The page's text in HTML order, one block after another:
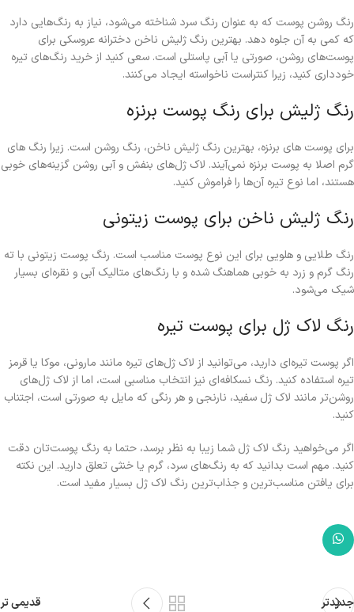
رنگ روشن پوست که به عنوان رنگ سرد شناخته می‌شود، نیاز به رنگ‌هایی دارد
که کمی به آن جلوه دهد. بهترین رنگ ژلیش ناخن دخترانه عروسکی برای
پوست‌های روشن، صورتی یا آبی پاستلی است. سعی کنید از خرید رنگ‌های تیره
خودداری کنید، زیرا کنتراست ناخواسته ایجاد می‌کنند.
رنگ ژلیش برای رنگ پوست برنزه
برای پوست‌ های برنزه، بهترین رنگ ژلیش ناخن، رنگ روشن است. زیرا رنگ‌ های
گرم اصلا به پوست برنزه نمی‌آیند. لاک ژل‌های بنفش و آبی روشن گزینه‌های خوبی
هستند، اما نوع تیره آن‌ها را فراموش کنید.
رنگ ژلیش ناخن برای پوست زیتونی
رنگ طلایی و هلویی برای این نوع پوست مناسب است. رنگ پوست زیتونی با ته
رنگ گرم و زرد به خوبی هماهنگ شده و با رنگ‌های متالیک آبی و نقره‌ای بسیار
شیک می‌شود.
رنگ لاک ژل برای پوست تیره
اگر پوست تیره‌ای دارید، می‌توانید از لاک ژل‌های تیره مانند مارونی، موکا یا قرمز
تیره استفاده کنید. رنگ نسکافه‌ای نیز انتخاب مناسبی است، اما از لاک ژل‌های
روشن‌تر مانند لاک ژل سفید، نارنجی و هر رنگی که مایل به صورتی است، اجتناب
کنید.
اگر می‌خواهید رنگ لاک ژل شما زیبا به نظر برسد، حتما به رنگ پوست‌تان دقت
کنید. مهم است بدانید که به رنگ‌های سرد، گرم یا خنثی تعلق دارید. این نکته
برای یافتن مناسب‌ترین و جذاب‌ترین رنگ لاک ژل بسیار مفید است.
جدیدتر قدیمی تر